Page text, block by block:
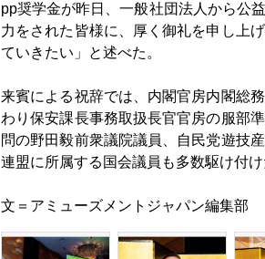
pp奨学金が昨日、一般社団法人から公
力をされた皆様に、厚く御礼を申し上
ていきたい」と述べた。
来賓による祝辞では、内閣官房内閣総
わり保安課長事務取扱長官官房の服部
問の野田毅前衆議院議員、自民党遊技
連盟に所属する国会議員も多数駆け付け
文＝アミューズメントジャパン編集部